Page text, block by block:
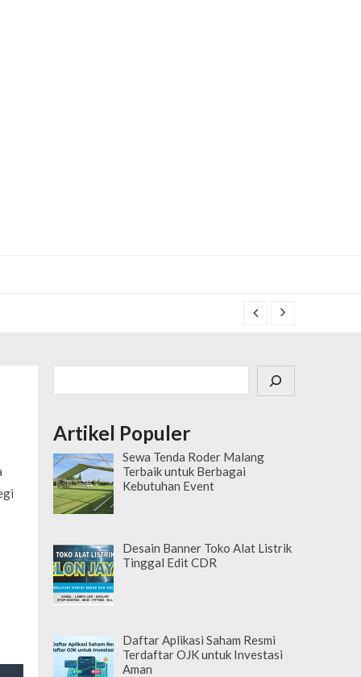
Artikel Populer
Sewa Tenda Roder Malang
Terbaik untuk Berbagai
Kebutuhan Event
Desain Banner Toko Alat Listrik
Tinggal Edit CDR
Daftar Aplikasi Saham Resmi
Terdaftar OJK untuk Investasi
Aman